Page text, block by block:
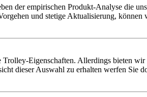
der empirischen Produkt-Analyse die
und stetige Aktualisierung,
Eigenschaften. Allerdings bieten
dieser Auswahl zu erhalten werfen Sie